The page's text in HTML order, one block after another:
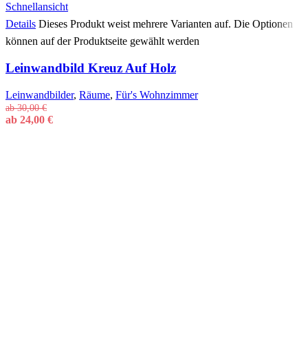
Schnellansicht
Details Dieses Produkt weist mehrere Varianten auf. Die Optionen
können auf der Produktseite gewählt werden
Leinwandbild Kreuz Auf Holz
Leinwandbilder, Räume, Für's Wohnzimmer
ab30,00€
ab 24,00 €